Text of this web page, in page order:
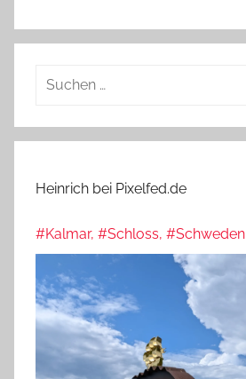
Suchen
Heinrich bei Pixelfed.de
#Kalmar, #Schloss, #Schweden